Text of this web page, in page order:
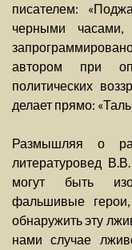
писателем:
черными
автором при
политических
делает прямо:
Размышляя о
литературовед
могут быть
фальшивые
обнаружить эту
нами случае